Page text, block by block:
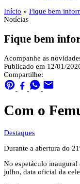
Início » Fique bem
Notícias
Fique bem
Acompanhe as
Publicado em 12/01/
Compartilhe:
Com o
Destaques
Durante a abertura do
No espetáculo
julho, data oficial da